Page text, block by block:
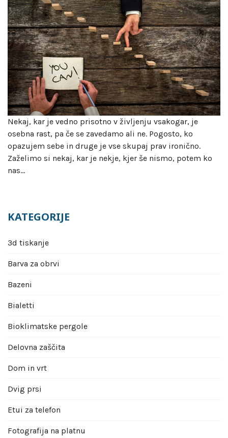
Nekaj, kar je vedno prisotno v življenju vsakogar, je
osebna rast, pa če se zavedamo ali ne. Pogosto, ko
opazujem sebe in druge je vse skupaj prav ironično.
Zaželimo si nekaj, kar je nekje, kjer še nismo, potem ko
nas…
KATEGORIJE
3d tiskanje
Barva za obrvi
Bazeni
Bialetti
Bioklimatske pergole
Delovna zaščita
Dom in vrt
Dvig prsi
Etui za telefon
Fotografija na platnu